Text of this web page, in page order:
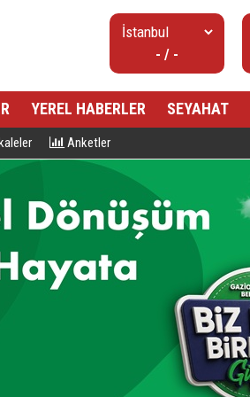
- / -
YEREL HABERLER SEYAHAT
Anketler